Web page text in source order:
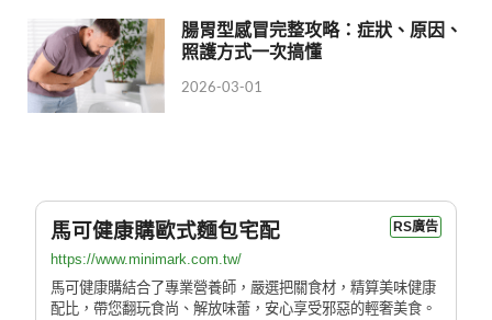
腸胃型感冒完整攻略：症狀、原因、
照護方式一次搞懂
2026-03-01
馬可健康購歐式麵包宅配 RS廣告
https://www.minimark.com.tw/
馬可健康購結合了專業營養師，嚴選把關食材，精算美味健康
配比，帶您翻玩食尚、解放味蕾，安心享受邪惡的輕奢美食。